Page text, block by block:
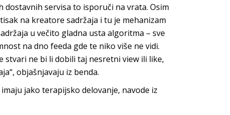
servisa to isporuči na vrata. Osim
na kreatore sadržaja i tu je mehanizam
u večito gladna usta algoritma – sve
na dno feeda gde te niko više ne vidi.
stvari ne bi li dobili taj nesretni view ili like,
objašnjavaju iz benda.
jako terapijsko delovanje, navode iz